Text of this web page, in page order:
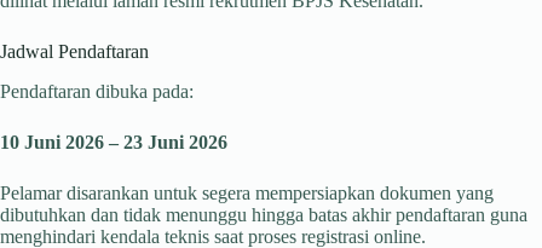
Jadwal Pendaftaran
Pendaftaran dibuka pada:
10 Juni 2026 – 23 Juni 2026
Pelamar disarankan untuk segera mempersiapkan dokumen yang
dibutuhkan dan tidak menunggu hingga batas akhir pendaftaran guna
menghindari kendala teknis saat proses registrasi online.